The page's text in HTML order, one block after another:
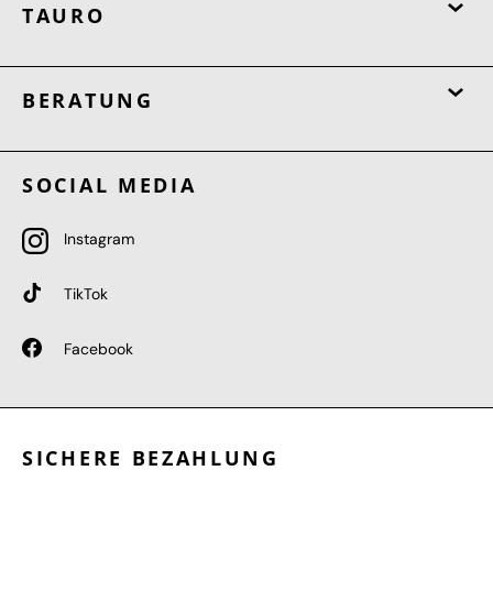
TAURO
BERATUNG
SOCIAL MEDIA
Instagram
TikTok
Facebook
SICHERE BEZAHLUNG